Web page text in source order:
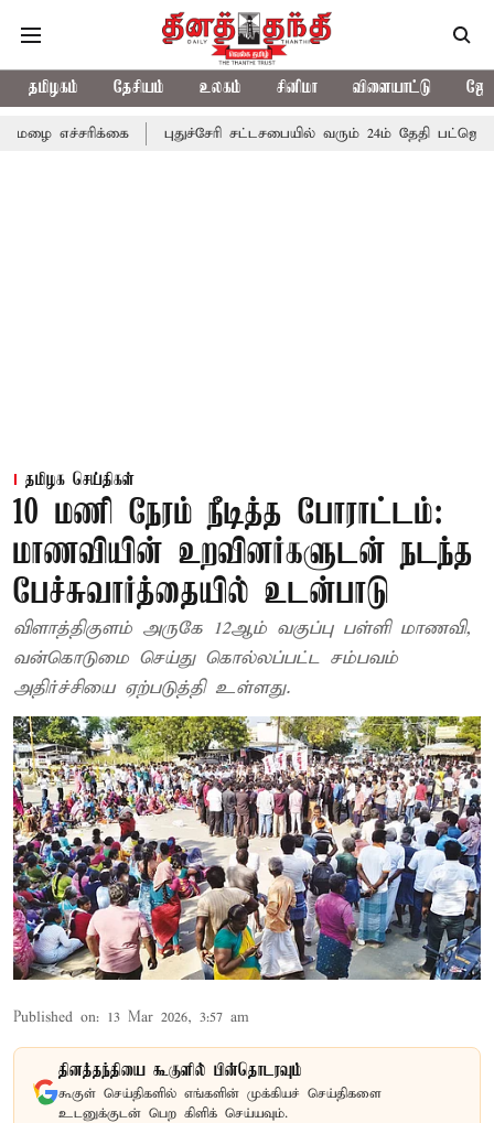
தமிழகம் தேசியம் உலகம் சினிமா விளையாட்டு
புதுச்சேரி சட்டசபையில் வரும் 24ம் தேதி பட்ஜெட் தாக்கல்
தமிழக செய்திகள்
10 மணி நேரம் நீடித்த போராட்டம்:
மாணவியின் உறவினர்களுடன் நடந்த
பேச்சுவார்த்தையில் உடன்பாடு
விளாத்திகுளம் அருகே 12ஆம் வகுப்பு பள்ளி மாணவி,
வன்கொடுமை செய்து கொல்லப்பட்ட சம்பவம்
அதிர்ச்சியை ஏற்படுத்தி உள்ளது.
Published on: 13 Mar 2026, 3:57 am
தினத்தந்தியை கூகுளில் பின்தொடரவும்
கூகுள் செய்திகளில் எங்களின் முக்கியச் செய்திகளை
உடனுக்குடன் பெற கிளிக் செய்யவும்.